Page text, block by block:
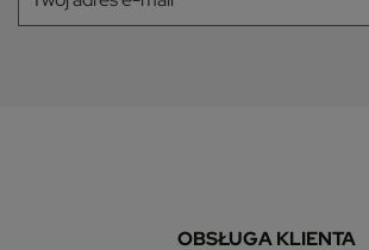
OBSŁUGA KLIENTA